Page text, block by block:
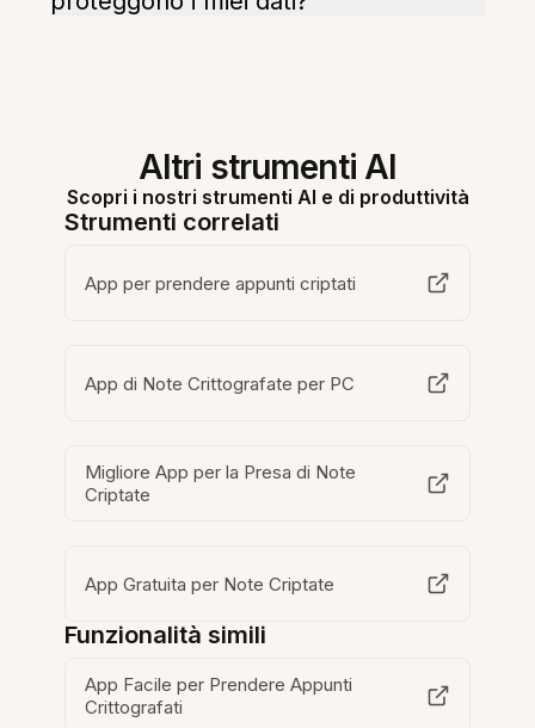
Altri strumenti AI
Scopri i nostri strumenti AI e di produttività
Strumenti correlati
App per prendere appunti criptati
App di Note Crittografate per PC
Migliore App per la Presa di Note
Criptate
App Gratuita per Note Criptate
Funzionalità simili
App Facile per Prendere Appunti
Crittografati